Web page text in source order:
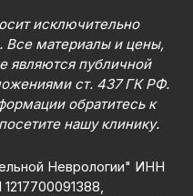
исключительно
Все материалы и цены,
являются публичной
ст. 437 ГК РФ.
обратитесь к
нашу клинику.
Неврологии" ИНН